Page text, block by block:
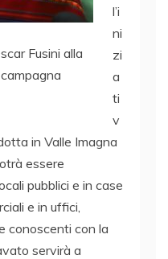
Fusini alla
l’i
ni
zi
a
ti
v
in Valle Imagna
essere
pubblici e in case
e in uffici,
conoscenti con la
servirà a